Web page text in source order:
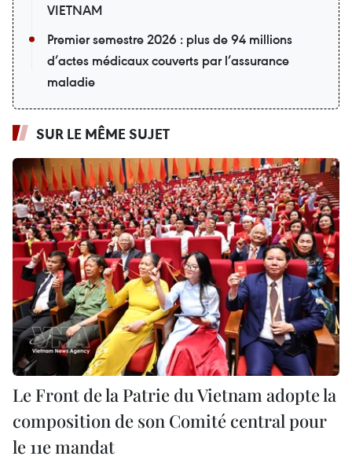
VIETNAM
Premier semestre 2026 : plus de 94 millions
d’actes médicaux couverts par l’assurance
maladie
SUR LE MÊME SUJET
Le Front de la Patrie du Vietnam adopte la
composition de son Comité central pour
le 11e mandat